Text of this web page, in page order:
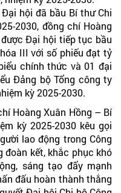
hội đã bầu Bí thư Chi
2030, đồng chí Hoàng
Đại hội tiếp tục bầu
III với số phiếu đạt tỷ
chính thức và 01 đại
Đảng bộ Tổng công ty
kỳ 2025-2030.
Hoàng Xuân Hồng – Bí
kỳ 2025-2030 kêu gọi
lao động trong Công
kết, khắc phục khó
sáng tạo đẩy mạnh
đấu hoàn thành thắng